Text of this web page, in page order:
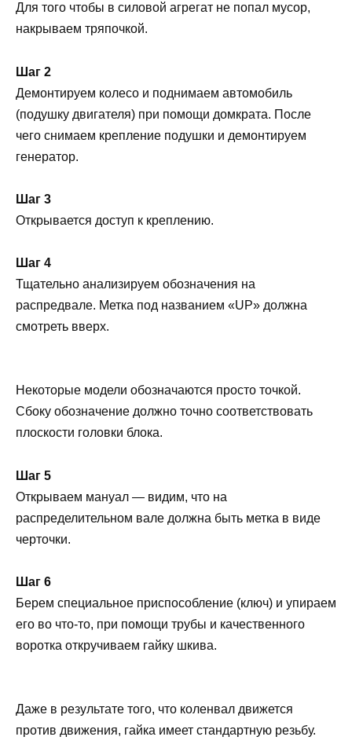
Для того чтобы в силовой агрегат не попал мусор,
накрываем тряпочкой.
Шаг 2
Демонтируем колесо и поднимаем автомобиль
(подушку двигателя) при помощи домкрата. После
чего снимаем крепление подушки и демонтируем
генератор.
Шаг 3
Открывается доступ к креплению.
Шаг 4
Тщательно анализируем обозначения на
распредвале. Метка под названием «UP» должна
смотреть вверх.
Некоторые модели обозначаются просто точкой.
Сбоку обозначение должно точно соответствовать
плоскости головки блока.
Шаг 5
Открываем мануал — видим, что на
распределительном вале должна быть метка в виде
черточки.
Шаг 6
Берем специальное приспособление (ключ) и упираем
его во что-то, при помощи трубы и качественного
воротка откручиваем гайку шкива.
Даже в результате того, что коленвал движется
против движения, гайка имеет стандартную резьбу.